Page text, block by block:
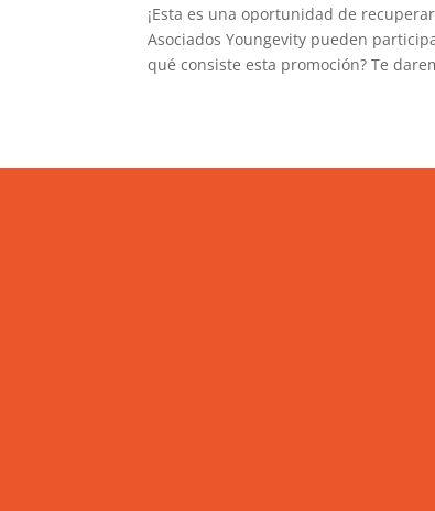
¡Esta es una oportunidad de
Asociados Youngevity pueden
qué consiste esta promoción? Te